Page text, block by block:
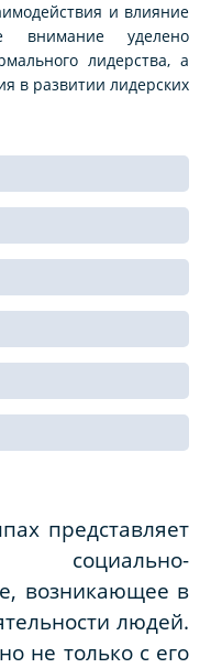
и влияние
внимание уделено
лидерства, а
в развитии лидерских
представляет
возникающее в
людей.
не только с его